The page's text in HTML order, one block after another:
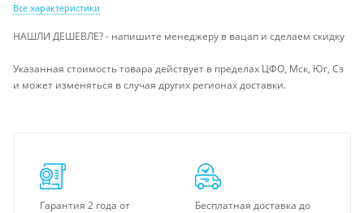
Все характеристики
НАШЛИ ДЕШЕВЛЕ? - напишите менеджеру в вацап и сделаем скидку
Указанная стоимость товара действует в пределах ЦФО, Мск, Юг, Сз
и может изменяться в случая других регионах доставки.
Гарантия 2 года от
Бесплатная доставка до